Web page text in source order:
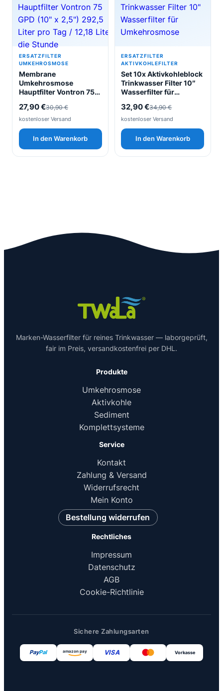
ERSATZFILTER
UMKEHROSMOSE
Membrane
Umkehrosmose
Hauptfilter Vontron 75
Liter pro Tag / 12,18 Liter
die Stunde
30,90€
Ursprünglicher
Preis
war:
30,90 €
27,90€
Aktueller
Preis
ist:
27,90 €.
kostenloser Versand
In den Warenkorb
ERSATZFILTER
AKTIVKOHLEFILTER
Set 10x Aktivkohleblock
Trinkwasser Filter 10″
Wasserfilter für
34,90€
Ursprünglicher
Preis
war:
34,90 €
32,90€
Aktueller
Preis
ist:
32,90 €.
kostenloser Versand
In den Warenkorb
Marken-Wasserfilter für reines Trinkwasser — laborgeprüft,
fair im Preis, versandkostenfrei per DHL.
Produkte
Umkehrosmose
Aktivkohle
Sediment
Komplettsysteme
Service
Kontakt
Zahlung & Versand
Widerrufsrecht
Mein Konto
Bestellung widerrufen
Rechtliches
Impressum
Datenschutz
AGB
Cookie-Richtlinie
Sichere Zahlungsarten
PayPal amazon pay VISA Vorkasse